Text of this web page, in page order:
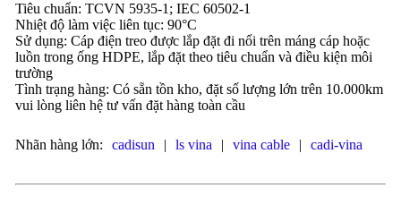
Tiêu chuẩn: TCVN 5935-1; IEC 60502-1
Nhiệt độ làm việc liên tục: 90°C
Sử dụng: Cáp điện treo được lắp đặt đi nổi trên máng cáp hoặc
luồn trong ống HDPE, lắp đặt theo tiêu chuẩn và điều kiện môi
trường
Tình trạng hàng: Có sẵn tồn kho, đặt số lượng lớn trên 10.000km
vui lòng liên hệ tư vấn đặt hàng toàn cầu
Nhãn hàng lớn: cadisun | ls vina | vina cable | cadi-vina